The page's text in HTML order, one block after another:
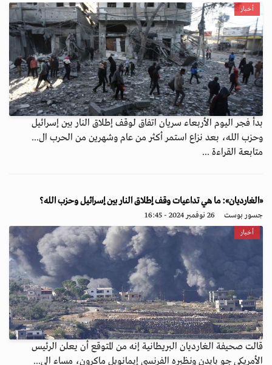
أخبار
بدأ فجر اليوم الأربعاء سريان اتفاق لوقف إطلاق النار بين إسرائيل
وحزب الله، بعد نزاع استمر أكثر من عام وشهرين من الحرب ال...
متابعة القراءة ...
«الغارديان»: ما هي تداعيات وقف إطلاق النار بين إسرائيل وحزب الله؟
جسور بوست 26 نوفمبر 2024 - 16:45
أخبار
قالت صحيفة الغارديان البريطانية إنه من المتوقع أن يعلن الرئيس
الأمريكي جو بايدن ونظيره الفرنسي إيمانويل ماكرون، مساء الي...